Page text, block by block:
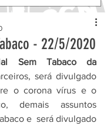
- 22/5/2020
Sem Tabaco da
será divulgado
o corona vírus e o
demais assuntos
e  será divulgado